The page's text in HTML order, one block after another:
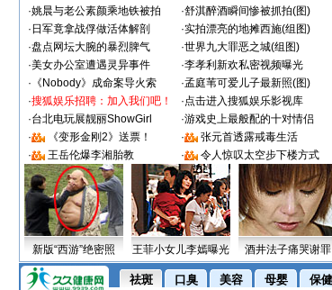
·姚晨与老公素颜乘地铁被拍 ·舒淇醉酒瞬间惨被抓拍(图)
· 日军竟拿战俘做活体解剖 ·实拍漂亮的地摊西施(组图)
·盘点网坛大腕的暴烈脾气 ·世界九大罪恶之城(组图)
·美女办公室遭遇灵异事件 ·李孝利新欢私密视频曝光
· 《Nobody》成命案导火索 ·孟庭苇可爱儿子最新照(图)
·搜狐娱乐招聘：加入我们吧！ ·点击进入搜狐娱乐影视库
·台北电玩展靓丽ShowGirl ·游戏史上最般配的十对情侣
·
《变形金刚2》送票！ ·
张元首透露戒毒生活
·
王岳伦爆李湘胎教 · 令人惊叹太空步下楼方式
新版“西游”绝密照 王菲小女儿李嫣曝光 酒井法子痛哭谢罪